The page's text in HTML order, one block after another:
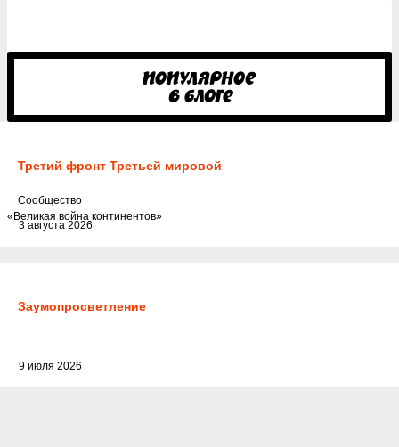
Третий фронт Третьей мировой
3 августа 2026
Cообщество
«Великая война континентов»
Заумопросветление
9 июля 2026